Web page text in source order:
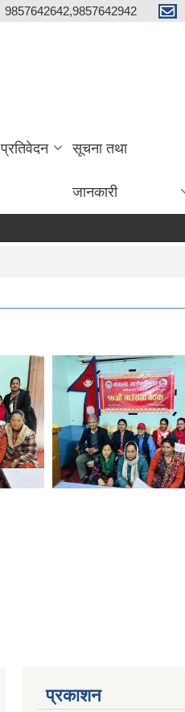
9857642642,9857642942
प्रतिवेदन सूचना तथा
जानकारी
प्रकाशन